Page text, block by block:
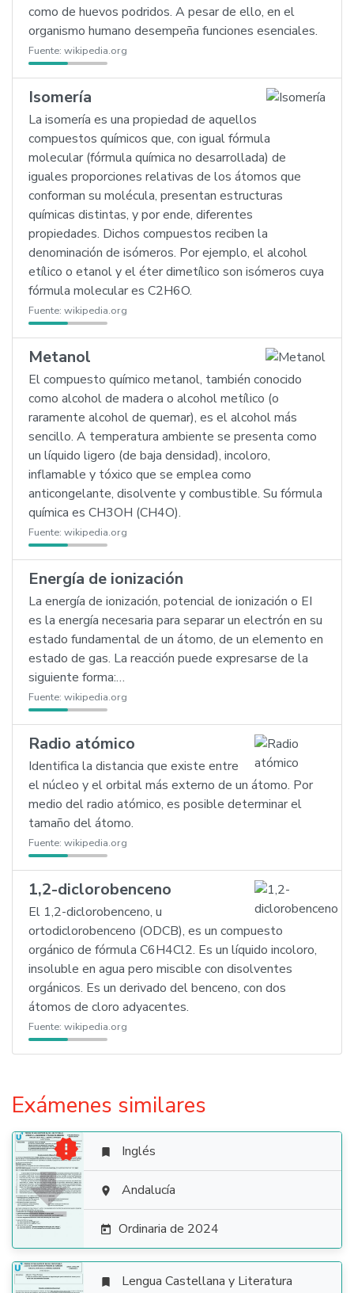
como de huevos podridos. A pesar de ello, en el
organismo humano desempeña funciones esenciales.
Fuente: wikipedia.org
Isomería
La isomería es una propiedad de aquellos
compuestos químicos que, con igual fórmula
molecular (fórmula química no desarrollada) de
iguales proporciones relativas de los átomos que
conforman su molécula, presentan estructuras
químicas distintas, y por ende, diferentes
propiedades. Dichos compuestos reciben la
denominación de isómeros. Por ejemplo, el alcohol
etílico o etanol y el éter dimetílico son isómeros cuya
fórmula molecular es C2H6O.
Fuente: wikipedia.org
Metanol
El compuesto químico metanol, también conocido
como alcohol de madera o alcohol metílico (o
raramente alcohol de quemar), es el alcohol más
sencillo. A temperatura ambiente se presenta como
un líquido ligero (de baja densidad), incoloro,
inflamable y tóxico que se emplea como
anticongelante, disolvente y combustible. Su fórmula
química es CH3OH (CH4O).
Fuente: wikipedia.org
Energía de ionización
La energía de ionización, potencial de ionización o EI
es la energía necesaria para separar un electrón en su
estado fundamental de un átomo, de un elemento en
estado de gas. La reacción puede expresarse de la
siguiente forma:…
Fuente: wikipedia.org
Radio atómico
Identifica la distancia que existe entre
el núcleo y el orbital más externo de un átomo. Por
medio del radio atómico, es posible determinar el
tamaño del átomo.
Fuente: wikipedia.org
1,2-diclorobenceno
El 1,2-diclorobenceno, u
ortodiclorobenceno (ODCB), es un compuesto
orgánico de fórmula C6H4Cl2. Es un líquido incoloro,
insoluble en agua pero miscible con disolventes
orgánicos. Es un derivado del benceno, con dos
átomos de cloro adyacentes.
Fuente: wikipedia.org
Exámenes similares

  Inglés
 Andalucía
 Ordinaria de 2024
 Lengua Castellana y Literatura